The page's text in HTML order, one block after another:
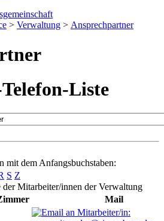
> Verwaltung > Ansprechpartner
Liste
mit dem Anfangsbuchstaben:
S Z
der Mitarbeiter/innen der Verwaltung
Mail